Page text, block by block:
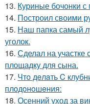
13. Куриные бочонки с
14. Построил своими
15. Наш папка самый
уголок.
16. Сделал на участке
площадку для сына.
17. Чтo дeлaть C
плoдoнoшeния:
18. Осенний уход за